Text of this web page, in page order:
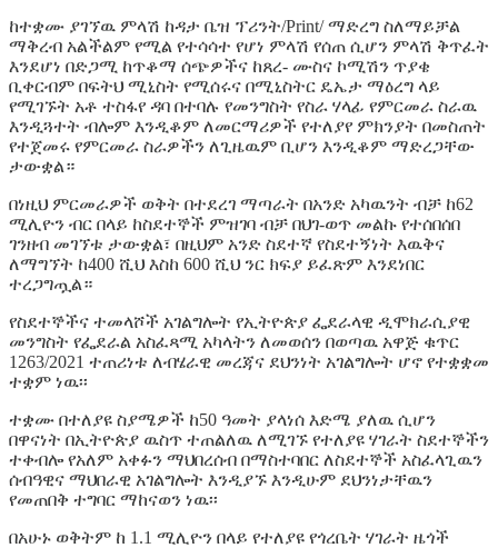
ከተቋሙ ያገኘዉ ምላሽ ከዳታ ቤዝ ፕሪንት/Print/ ማድረግ ስለማይቻል
ማቅረብ አልችልም የሚል የተሳሳተ የሆነ ምላሽ የሰጠ ሲሆን ምላሽ ቅጥፈት
እንደሆነ በድጋሚ ከጥቆማ ሰጭዎችና ከጸረ- ሙስና ኮሚሽን ጥያቄ
ቢቀርብም በፍትህ ሚኒስት የሚሰሩና በሚኒስትር ዴኤታ ማዕረግ ላይ
የሚገኙት አቶ ተስፋየ ዳባ በተባሉ የመንግስት የስራ ሃላፊ የምርመራ ስራዉ
እንዲጓተት ብሎም እንዲቆም ለመርማሪዎች የተለያየ ምክንያት በመስጠት
የተጀመሩ የምርመራ ስራዎችን ለጊዜዉም ቢሆን እንዲቆም ማድረጋቸው
ታውቋል።
በነዚህ ምርመራዎች ወቅት በተደረገ ማጣራት በአንድ አካዉንት ብቻ ከ62
ሚሊዮን ብር በላይ ከስደተኞች ምዝገባ ብቻ በህገ-ወጥ መልኩ የተሰበሰበ
ገንዘብ መገኘቱ ታውቋል፣ በዚህም አንድ ስደተኛ የስደተኝነት እዉቅና
ለማግኘት ከ400 ሺህ እስከ 600 ሺህ ንር ክፍያ ይፈጽም እንደነበር
ተረጋግጧል።
የስደተኞችና ተመላሾች አገልግሎት የኢትዮጵያ ፌደራላዊ ዲሞክራሲያዊ
መንግስት የፌደራል አስፈጻሚ አካላትን ለመወሰን በወጣዉ አዋጅ ቁጥር
1263/2021 ተጠሪነቱ ለብሄራዊ መረጃና ደህንነት አገልግሎት ሆኖ የተቋቋመ
ተቋም ነዉ፡፡
ተቋሙ በተለያዩ ስያሜዎች ከ50 ዓመት ያላነሰ እድሜ ያለዉ ሲሆን
በዋናነት በኢትዮጵያ ዉስጥ ተጠልለዉ ለሚገኙ የተለያዩ ሃገራት ስደተኞችን
ተቀብሎ የአለም አቀፉን ማህበረሰብ በማስተባበር ለስደተኞች አስፈላጊዉን
ሰብዓዊና ማህበራዊ አገልግሎት እንዲያኙ እንዲሁም ደህንነታቸዉን
የመጠበቅ ተግባር ማከናወን ነዉ፡፡
በአሁኑ ወቅትም ከ 1.1 ሚሊዮን በላይ የተለያዩ የጎረቤት ሃገራት ዜጎች